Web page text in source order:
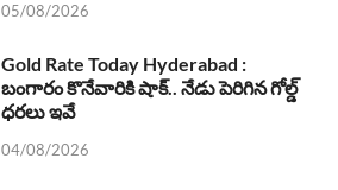
05/08/2026
Gold Rate Today Hyderabad :
బంగారం కొనేవారికి షాక్.. నేడు పెరిగిన గోల్డ్
ధరలు ఇవే
04/08/2026